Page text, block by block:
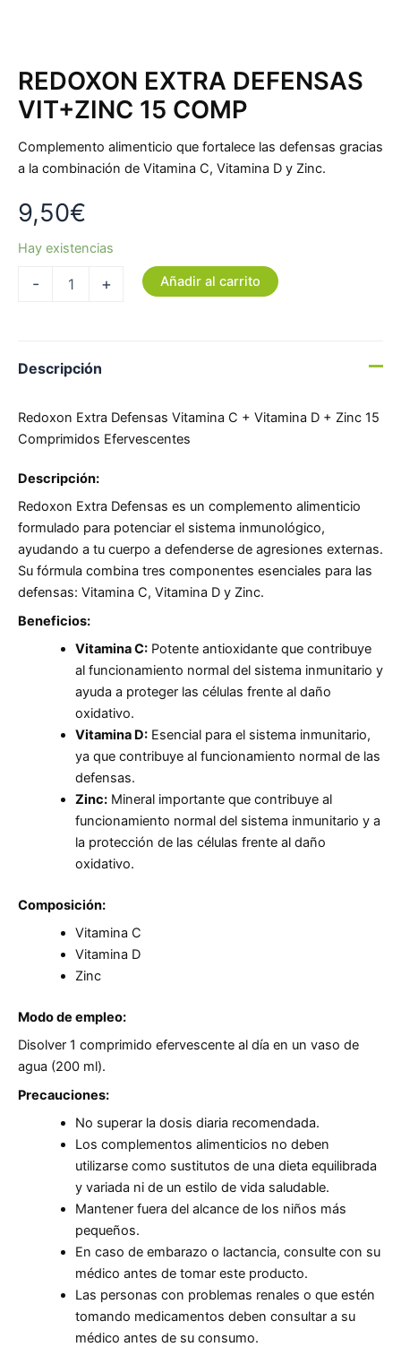
REDOXON EXTRA DEFENSAS
VIT+ZINC 15 COMP
Complemento alimenticio que fortalece las defensas gracias
a la combinación de Vitamina C, Vitamina D y Zinc.
9,50€
Hay existencias
- + Añadir al carrito
Descripción
Redoxon Extra Defensas Vitamina C + Vitamina D + Zinc 15
Comprimidos Efervescentes
Descripción:
Redoxon Extra Defensas es un complemento alimenticio
formulado para potenciar el sistema inmunológico,
ayudando a tu cuerpo a defenderse de agresiones externas.
Su fórmula combina tres componentes esenciales para las
defensas: Vitamina C, Vitamina D y Zinc.
Beneficios:
Vitamina C:Potente antioxidante que contribuye
al funcionamiento normal del sistema inmunitario y
ayuda a proteger las células frente al daño
oxidativo.
Vitamina D:Esencial para el sistema inmunitario,
ya que contribuye al funcionamiento normal de las
defensas.
Zinc:Mineral importante que contribuye al
funcionamiento normal del sistema inmunitario y a
la protección de las células frente al daño
oxidativo.
Composición:
Vitamina C
Vitamina D
Zinc
Modo de empleo:
Disolver 1 comprimido efervescente al día en un vaso de
agua (200 ml).
Precauciones:
No superar la dosis diaria recomendada.
Los complementos alimenticios no deben
utilizarse como sustitutos de una dieta equilibrada
y variada ni de un estilo de vida saludable.
Mantener fuera del alcance de los niños más
pequeños.
En caso de embarazo o lactancia, consulte con su
médico antes de tomar este producto.
Las personas con problemas renales o que estén
tomando medicamentos deben consultar a su
médico antes de su consumo.